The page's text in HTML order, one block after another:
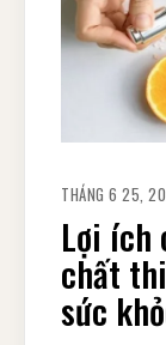
THÁNG 6 25,
Lợi ích
chất
sức